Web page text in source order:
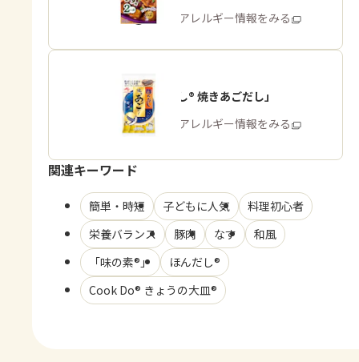
商品・アレルギー情報をみる
「ほんだし® 焼きあごだし」
商品・アレルギー情報をみる
関連キーワード
簡単・時短 子どもに人気
料理初心者
栄養バランス
豚肉 なす
和風
「味の素®」
ほんだし®
Cook Do® きょうの大皿®